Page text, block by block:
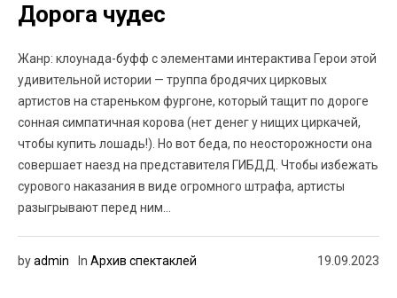
Дорога чудес
Жанр: клоунада-буфф с элементами интерактива Герои этой
удивительной истории — труппа бродячих цирковых
артистов на стареньком фургоне, который тащит по дороге
сонная симпатичная корова (нет денег у нищих циркачей,
чтобы купить лошадь!). Но вот беда, по неосторожности она
совершает наезд на представителя ГИБДД. Чтобы избежать
сурового наказания в виде огромного штрафа, артисты
разыгрывают перед ним...
19.09.2023
byadmin In Архив спектаклей